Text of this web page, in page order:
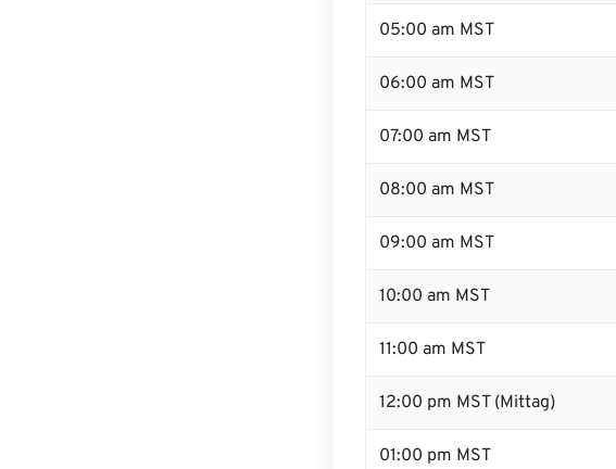
05:00 am MST
06:00 am MST
07:00 am MST
08:00 am MST
09:00 am MST
10:00 am MST
11:00 am MST
12:00 pm MST (Mittag)
01:00 pm MST